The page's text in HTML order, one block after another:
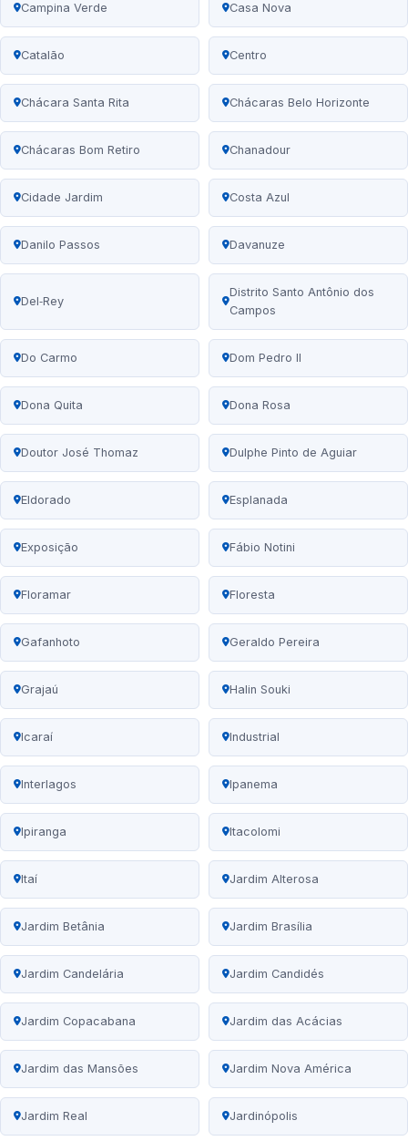
Campina Verde Casa Nova
Catalão Centro
Chácara Santa Rita Chácaras Belo Horizonte
Chácaras Bom Retiro Chanadour
Cidade Jardim Costa Azul
Danilo Passos Davanuze
Del‑Rey
Distrito Santo Antônio dos
Campos
Do Carmo Dom Pedro II
Dona Quita Dona Rosa
Doutor José Thomaz Dulphe Pinto de Aguiar
Eldorado Esplanada
Exposição Fábio Notini
Floramar Floresta
Gafanhoto Geraldo Pereira
Grajaú Halin Souki
Icaraí Industrial
Interlagos Ipanema
Ipiranga Itacolomi
Itaí Jardim Alterosa
Jardim Betânia Jardim Brasília
Jardim Candelária Jardim Candidés
Jardim Copacabana Jardim das Acácias
Jardim das Mansões Jardim Nova América
Jardim Real Jardinópolis